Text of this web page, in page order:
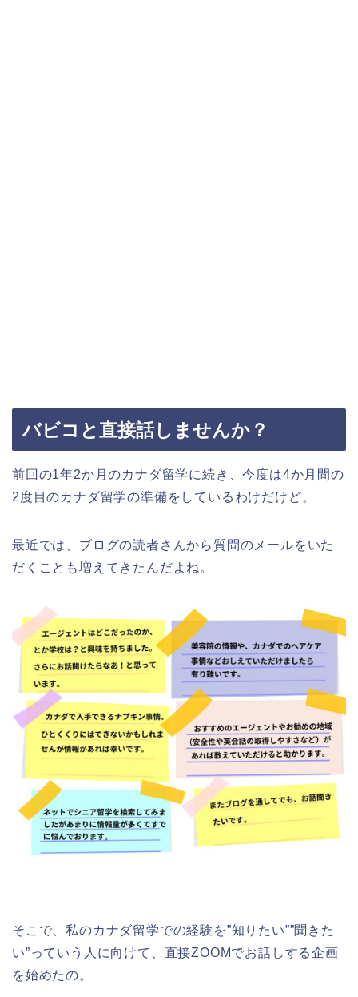
バビコと直接話しませんか？
前回の1年2か月のカナダ留学に続き、今度は4か月間の
2度目のカナダ留学の準備をしているわけだけど。
最近では、ブログの読者さんから質問のメールをいた
だくことも増えてきたんだよね。
そこで、私のカナダ留学での経験を”知りたい””聞きた
い”っていう人に向けて、直接ZOOMでお話しする企画
を始めたの。